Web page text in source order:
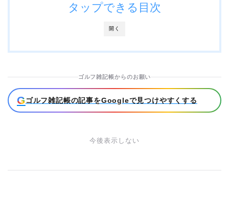
開く
タップできる目次
ゴルフ雑記帳からのお願い
G ゴルフ雑記帳の記事をGoogleで見つけやすくする
今後表示しない